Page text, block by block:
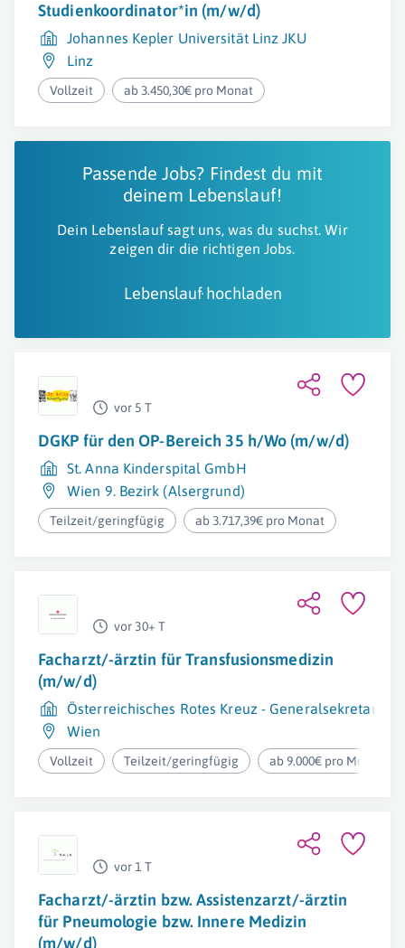
Studienkoordinator*in (m/w/d)
Johannes Kepler Universität Linz JKU
Linz
Vollzeit ab 3.450,30€ pro Monat
Passende Jobs? Findest du mit
deinem Lebenslauf!
Dein Lebenslauf sagt uns, was du suchst. Wir
zeigen dir die richtigen Jobs.
Lebenslauf hochladen
vor 5 T
DGKP für den OP-Bereich 35 h/Wo (m/w/d)
St. Anna Kinderspital GmbH
Wien 9. Bezirk (Alsergrund)
Teilzeit/geringfügig ab 3.717,39€ pro Monat
vor 30+ T
Facharzt/-ärztin für Transfusionsmedizin
(m/w/d)
Österreichisches Rotes Kreuz - Generalsekretariat
Wien
Vollzeit Teilzeit/geringfügig ab 9.000€ pro Monat
vor 1 T
Facharzt/-ärztin bzw. Assistenzarzt/-ärztin
für Pneumologie bzw. Innere Medizin
(m/w/d)